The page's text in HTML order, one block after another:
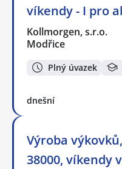
víkendy - I pro
Kollmorgen, s.r.o.
Modřice
Plný úvazek
dnešní
Výroba
38000, víkendy